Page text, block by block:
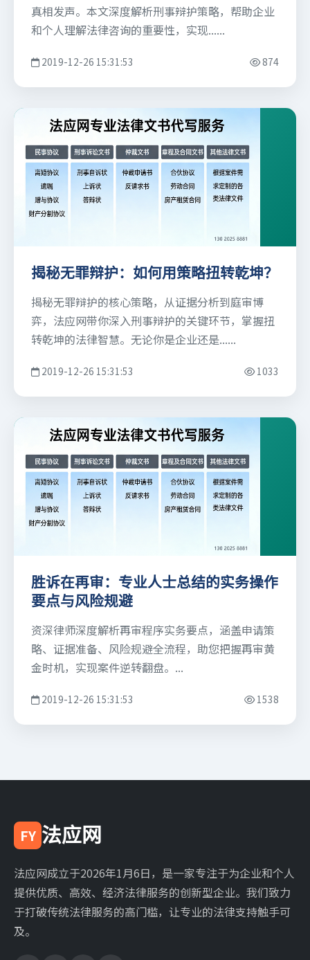
真相发声。本文深度解析刑事辩护策略，帮助企业
和个人理解法律咨询的重要性，实现......
2019-12-26 15:31:53 874
揭秘无罪辩护：如何用策略扭转乾坤？
揭秘无罪辩护的核心策略，从证据分析到庭审博
弈，法应网带你深入刑事辩护的关键环节，掌握扭
转乾坤的法律智慧。无论你是企业还是......
2019-12-26 15:31:53 1033
胜诉在再审：专业人士总结的实务操作
要点与风险规避
资深律师深度解析再审程序实务要点，涵盖申请策
略、证据准备、风险规避全流程，助您把握再审黄
金时机，实现案件逆转翻盘。...
2019-12-26 15:31:53 1538
FY 法应网
法应网成立于2026年1月6日，是一家专注于为企业和个人
提供优质、高效、经济法律服务的创新型企业。我们致力
于打破传统法律服务的高门槛，让专业的法律支持触手可
及。